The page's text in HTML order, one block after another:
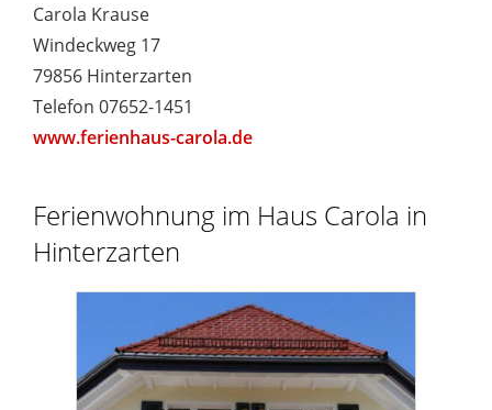
Carola Krause
Windeckweg 17
79856 Hinterzarten
Telefon 07652-1451
www.ferienhaus-carola.de
Ferienwohnung im Haus Carola in
Hinterzarten